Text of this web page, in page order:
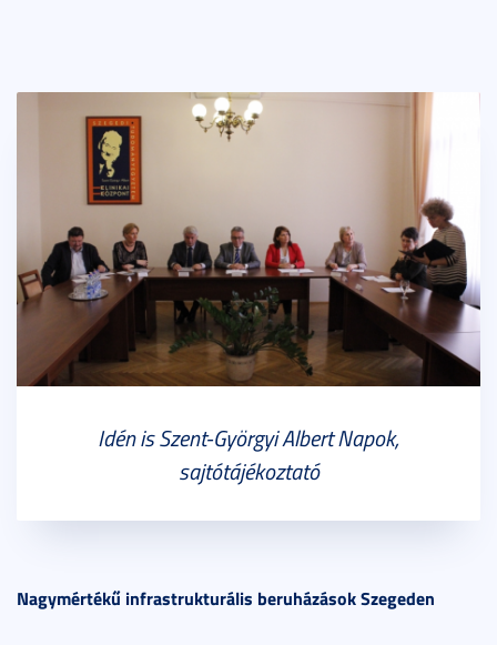
Idén is Szent-Györgyi Albert Napok,
sajtótájékoztató
Nagymértékű infrastrukturális beruházások Szegeden